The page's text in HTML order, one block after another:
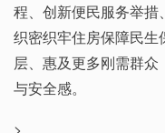
程、创新便民服务举
织密织牢住房保障民
层、惠及更多刚需群
与安全感。